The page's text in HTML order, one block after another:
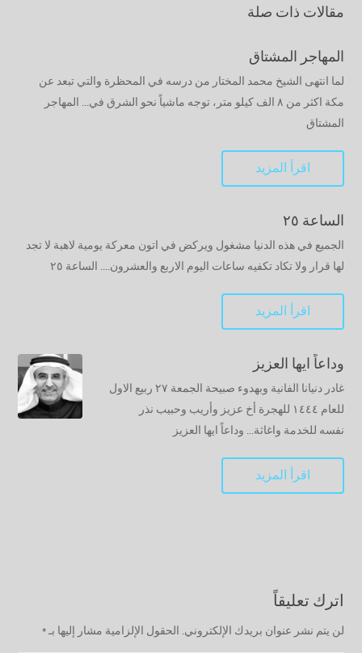
مقالات ذات صلة
المهاجر المشتاق
لما انتهى الشيخ محمد المختار من درسه في المحظرة والتي تبعد عن
مكة اكثر من ٨ الف كيلو متر، توجه ماشياً نحو الشرق في... المهاجر
المشتاق
اقرأ المزيد
الساعة ٢٥
الجميع في هذه الدنيا مشغول ويركض في اتون معركة يومية لاهبة لا تجد
لها قرار ولا تكاد تكفيه ساعات اليوم الاربع والعشرون.... الساعة ٢٥
اقرأ المزيد
وداعاً ايها العزيز
غادر دنيانا الفانية وبهدوء صبيحة الجمعة ٢٧ ربيع الاول
للعام ١٤٤٤ للهجرة أخ عزيز وأريب وحبيب نذر
نفسه للخدمة واغاثة... وداعاً ايها العزيز
اقرأ المزيد
اترك تعليقاً
لن يتم نشر عنوان بريدك الإلكتروني. الحقول الإلزامية مشار إليها بـ *